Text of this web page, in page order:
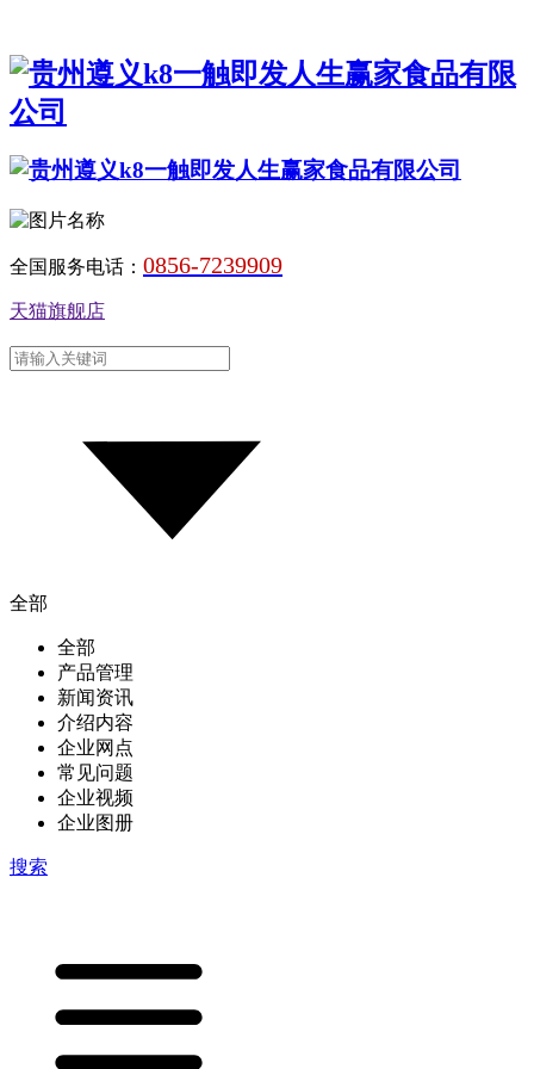
全国服务电话： 0856-7239909
天猫旗舰店
全部
全部
产品管理
新闻资讯
介绍内容
企业网点
常见问题
企业视频
企业图册
搜索